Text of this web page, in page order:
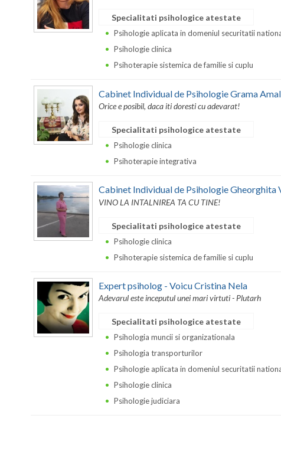
Specialitati psihologice atestate
Psihologie aplicata in domeniul securitatii
Psihologie clinica
Psihoterapie sistemica de familie si cuplu
Cabinet Individual de Psihologie Grama
Orice e posibil, daca iti doresti cu adevarat!
Specialitati psihologice atestate
Psihologie clinica
Psihoterapie integrativa
Cabinet Individual de Psihologie Gheorghita
VINO LA INTALNIREA TA CU TINE!
Specialitati psihologice atestate
Psihologie clinica
Psihoterapie sistemica de familie si cuplu
Expert psiholog - Voicu Cristina Nela
Adevarul este inceputul unei mari virtuti - Plutarh
Specialitati psihologice atestate
Psihologia muncii si organizationala
Psihologia transporturilor
Psihologie aplicata in domeniul securitatii
Psihologie clinica
Psihologie judiciara